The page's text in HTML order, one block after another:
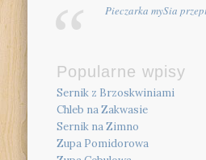
Pieczarka mySia
Popularne wpisy
Sernik z Brzoskwiniami
Chleb na Zakwasie
Sernik na Zimno
Zupa Pomidorowa